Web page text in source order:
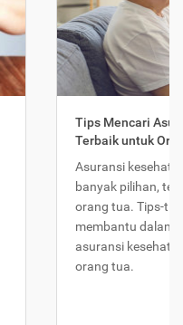
Tips Mencari
Terbaik untuk
Asuransi
banyak pilihan,
orang tua. Tips-
membantu dalam
asuransi
orang tua.